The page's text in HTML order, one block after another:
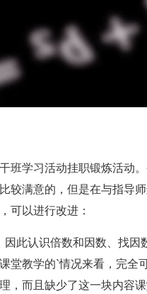
学习活动挂职锻炼活动。
较满意的，但是在与指导
可以进行改进：
认识倍数和因数、找因
堂教学的`情况来看，完全
，而且缺少了这一块内容